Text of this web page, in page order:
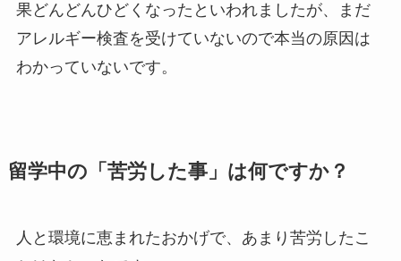
果どんどんひどくなったといわれましたが、まだ
アレルギー検査を受けていないので本当の原因は
わかっていないです。
留学中の「苦労した事」は何ですか？
人と環境に恵まれたおかげで、あまり苦労したこ